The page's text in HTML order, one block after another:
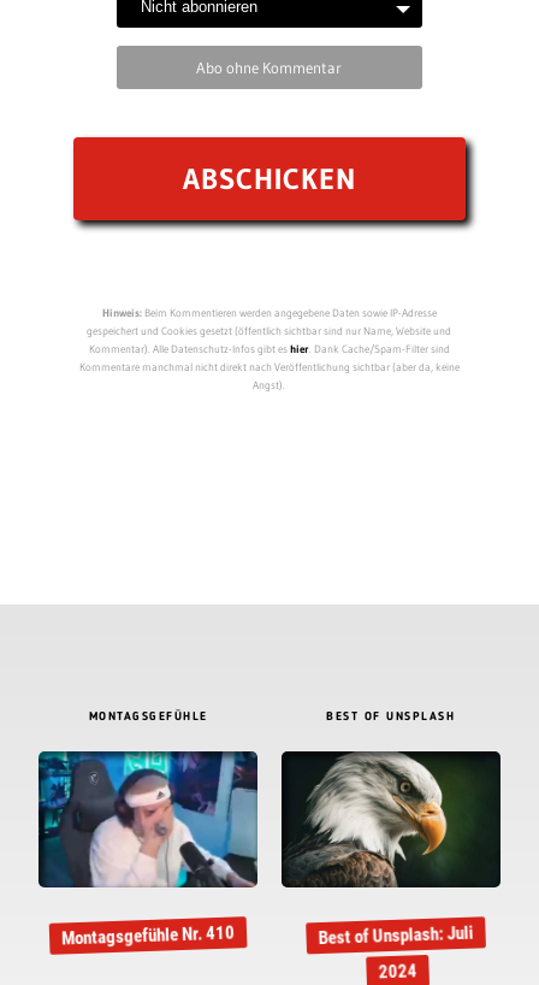
Abo ohne Kommentar
Hinweis:Beim Kommentieren werden angegebene Daten sowie IP-Adresse
gespeichert und Cookies gesetzt (öffentlich sichtbar sind nur Name, Website und
Kommentar). Alle Datenschutz-Infos gibt eshier. Dank Cache/Spam-Filter sind
Kommentare manchmal nicht direkt nach Veröffentlichung sichtbar (aber da, keine
Angst).
MONTAGSGEFÜHLE
Montagsgefühle Nr. 410
BEST OF UNSPLASH
Best of Unsplash: Juli
2024